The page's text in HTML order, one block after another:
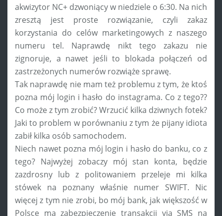
akwizytor NC+ dzwoniący w niedziele o 6:30. Na nich
zresztą jest proste rozwiązanie, czyli zakaz
korzystania do celów marketingowych z naszego
numeru tel. Naprawdę nikt tego zakazu nie
zignoruje, a nawet jeśli to blokada połączeń od
zastrzeżonych numerów rozwiąże sprawę.
Tak naprawdę nie mam też problemu z tym, że ktoś
pozna mój login i hasło do instagrama. Co z tego??
Co może z tym zrobić? Wrzucić kilka dziwnych fotek?
Jaki to problem w porównaniu z tym że pijany idiota
zabił kilka osób samochodem.
Niech nawet pozna mój login i hasło do banku, co z
tego? Najwyżej zobaczy mój stan konta, będzie
zazdrosny lub z politowaniem przeleje mi kilka
stówek na poznany właśnie numer SWIFT. Nic
więcej z tym nie zrobi, bo mój bank, jak większość w
Polsce ma zabezpieczenie transakcji via SMS na